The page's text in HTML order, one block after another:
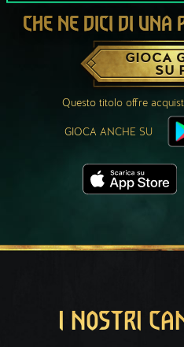
CHE NE DICI DI UNA
GIOCA
SU
Questo titolo offre
GIOCA ANCHE SU
I NOSTRI